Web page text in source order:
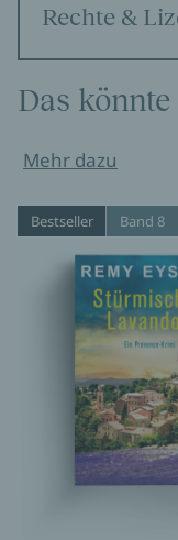
Rechte &
Das
Mehr dazu
Bestseller Band 8